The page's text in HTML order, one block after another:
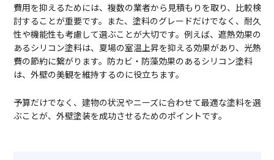
費用を抑えるためには、複数の業者から見積もりを取り、比較検
討することが重要です。また、塗料のグレードだけでなく、耐久
性や機能性も考慮して選ぶことが大切です。例えば、遮熱効果の
あるシリコン塗料は、夏場の室温上昇を抑える効果があり、光熱
費の節約に繋がります。防カビ・防藻効果のあるシリコン塗料
は、外壁の美観を維持するのに役立ちます。
予算だけでなく、建物の状況やニーズに合わせて最適な塗料を選
ぶことが、外壁塗装を成功させるためのポイントです。